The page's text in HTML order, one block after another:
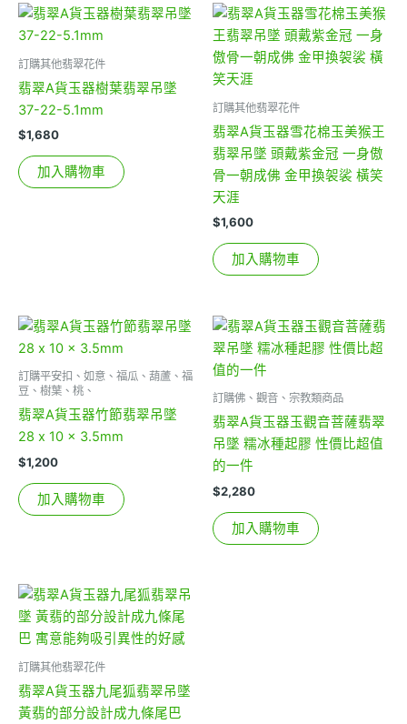
訂購其他翡翠花件
翡翠A貨玉器樹葉翡翠吊墜
37-22-5.1mm
$1,680
加入購物車
訂購其他翡翠花件
翡翠A貨玉器雪花棉玉美猴王
翡翠吊墜 頭戴紫金冠 一身傲
骨一朝成佛 金甲換袈裟 橫笑
天涯
$1,600
加入購物車
訂購平安扣、如意、福瓜、葫蘆、福
豆、樹葉、桃、
翡翠A貨玉器竹節翡翠吊墜
28 x 10 x 3.5mm
$1,200
加入購物車
訂購佛、觀音、宗教類商品
翡翠A貨玉器玉觀音菩薩翡翠
吊墜 糯冰種起膠 性價比超值
的一件
$2,280
加入購物車
訂購其他翡翠花件
翡翠A貨玉器九尾狐翡翠吊墜
黃翡的部分設計成九條尾巴